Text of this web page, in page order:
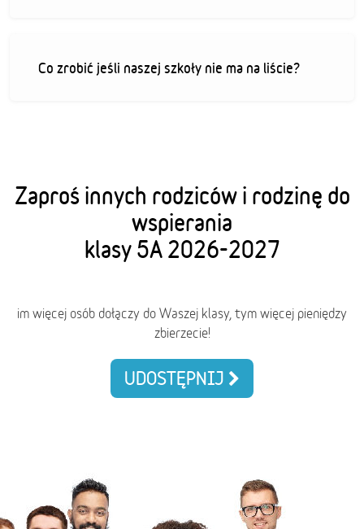
Co zrobić jeśli naszej szkoły nie ma na liście?
Zaproś innych rodziców i rodzinę do
wspierania
klasy 5A 2026-2027
im więcej osób dołączy do Waszej klasy, tym więcej pieniędzy
zbierzecie!
UDOSTĘPNIJ